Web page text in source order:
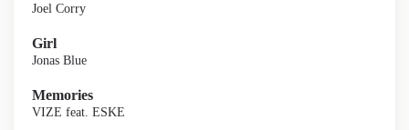
Joel Corry
Girl
Jonas Blue
Memories
VIZE feat. ESKE